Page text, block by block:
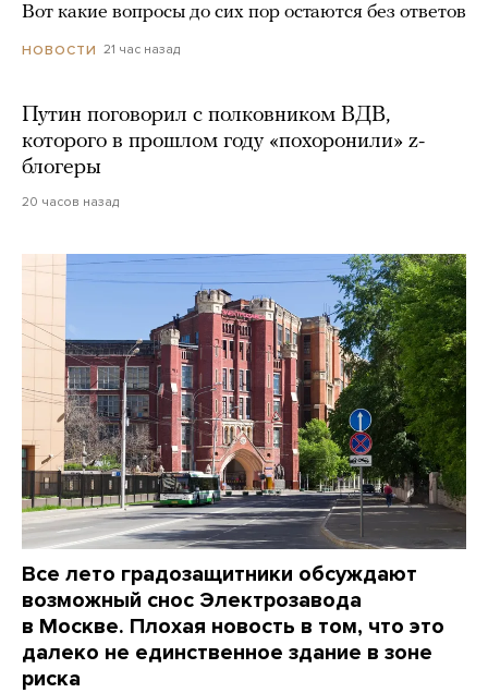
Вот какие вопросы до сих пор остаются без ответов
НОВОСТИ 21 час назад
Путин поговорил с полковником ВДВ,
которого в прошлом году «похоронили» z-
блогеры
20 часов назад
Все лето градозащитники обсуждают
возможный снос Электрозавода
в Москве. Плохая новость в том, что это
далеко не единственное здание в зоне
риска